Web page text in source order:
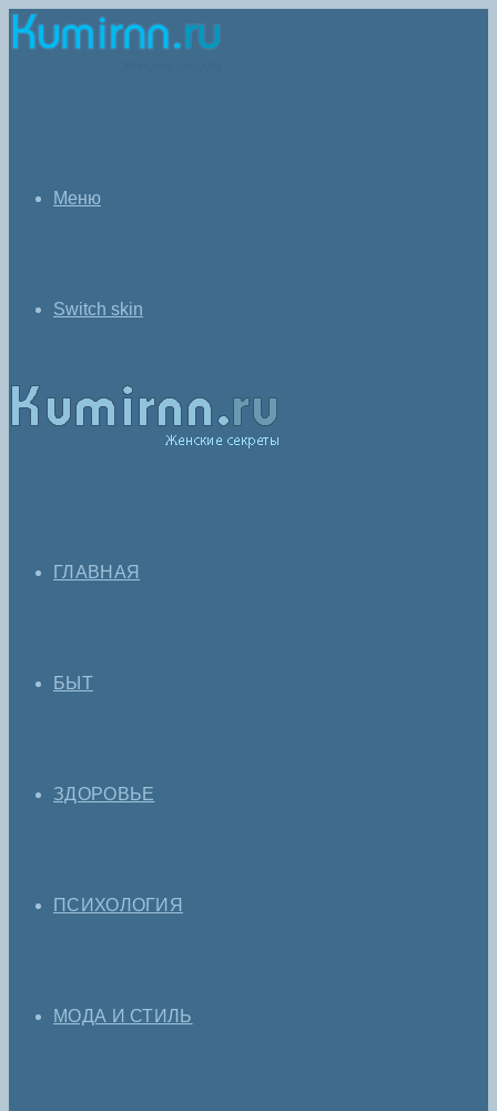
Меню
Switch skin
ГЛАВНАЯ
БЫТ
ЗДОРОВЬЕ
ПСИХОЛОГИЯ
МОДА И СТИЛЬ